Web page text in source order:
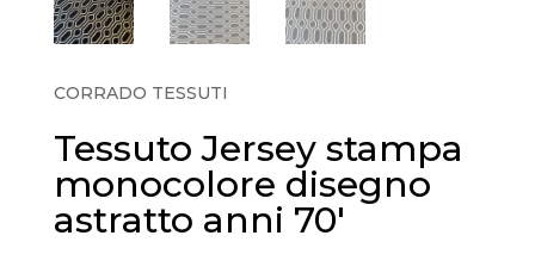
CORRADO TESSUTI
Tessuto Jersey stampa
monocolore disegno
astratto anni 70′